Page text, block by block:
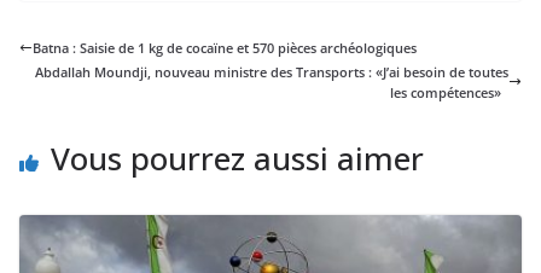
Batna : Saisie de 1 kg de cocaïne et 570 pièces archéologiques
Abdallah Moundji, nouveau ministre des Transports : «J’ai besoin de toutes
les compétences»
Vous pourrez aussi aimer